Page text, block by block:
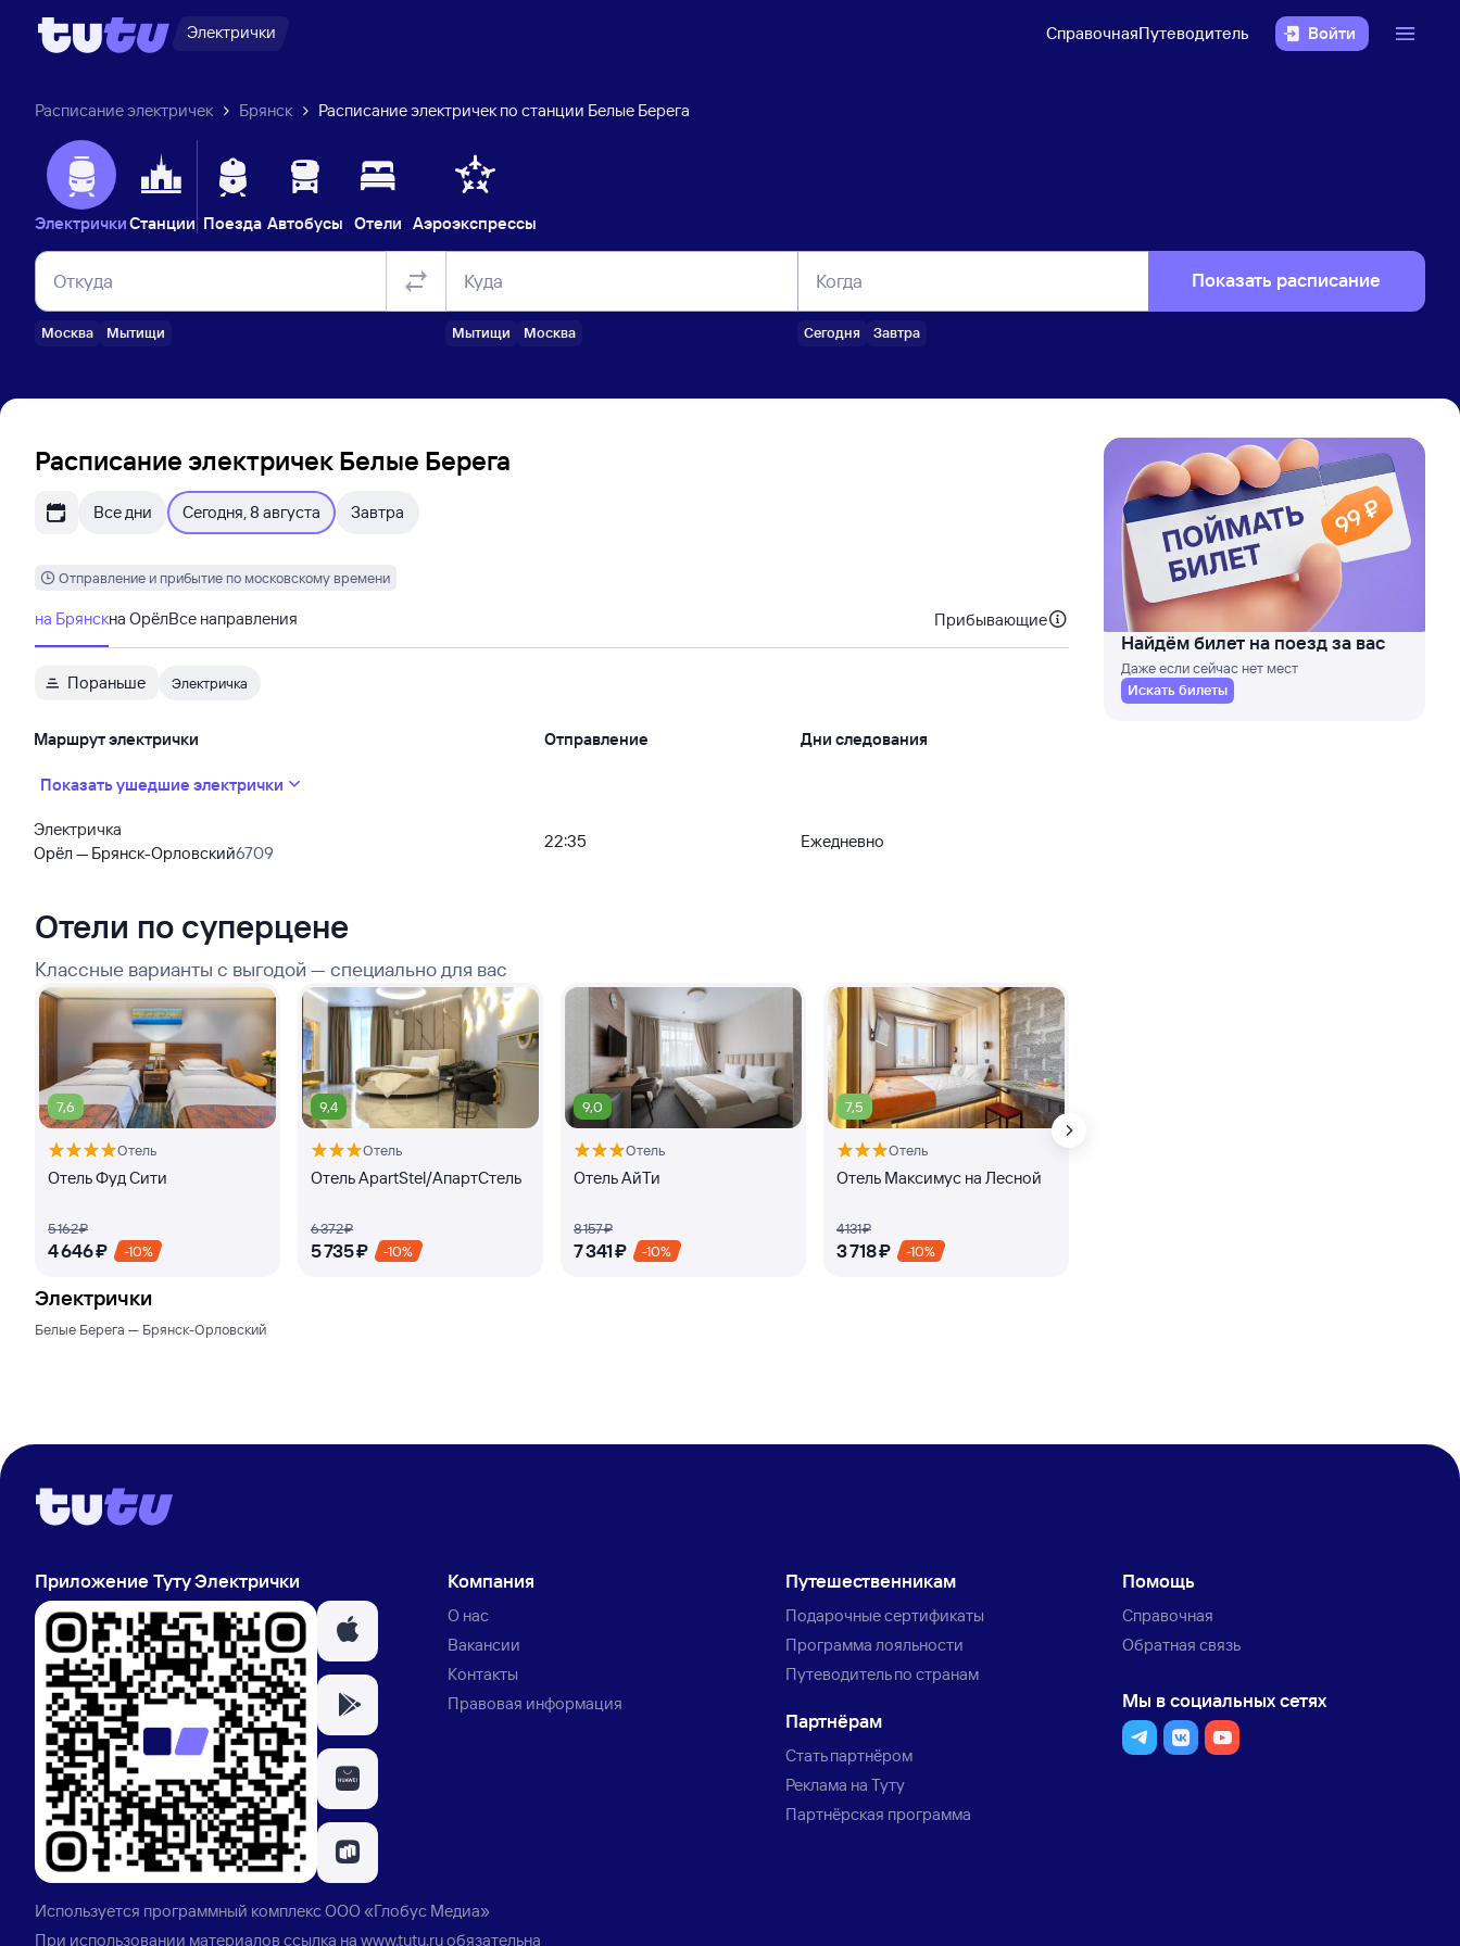
Электрички СправочнаяПутеводитель Войти
Расписание электричек Брянск Расписание электричек по станции Белые Берега
ЭлектричкиСтанции Поезда Автобусы Отели Аэроэкспрессы
Откуда
Москва Мытищи
Куда
Мытищи Москва
Когда
Сегодня Завтра
Показать расписание
Расписание электричек Белые Берега
Все дни Сегодня, 8 августа Завтра
Отправление и прибытие по московскому времени
на Брянскна ОрёлВсе направления Прибывающие
Пораньше Электричка
Маршрут электрички Отправление Дни следования
Показать ушедшие электрички
Электричка
Орёл — Брянск-Орловский6709
22:35 Ежедневно
Отели по суперцене
Классные варианты с выгодой — специально для вас
7,6
Отель
Отель Фуд Сити
5 ⁠162 ⁠₽
4 ⁠646 ⁠₽ -10%
9,4
Отель
Отель ApartStel/АпартСтель
6 ⁠372 ⁠₽
5 ⁠735 ⁠₽ -10%
9,0
Отель
Отель АйТи
8 ⁠157 ⁠₽
7 ⁠341 ⁠₽ -10%
7,5
Отель
Отель Максимус на Лесной
4 ⁠131 ⁠₽
3 ⁠718 ⁠₽ -10%
Электрички
Белые Берега — Брянск-Орловский
Найдём билет на поезд за вас
Даже если сейчас нет мест
Искать билеты
Приложение Туту Электрички Компания
О нас
Вакансии
Контакты
Правовая информация
Путешественникам
Подарочные сертификаты
Программа лояльности
Путеводитель по странам
Партнёрам
Стать партнёром
Реклама на Туту
Партнёрская программа
Помощь
Справочная
Обратная связь
Мы в социальных сетях
Используется программный комплексООО «Глобус Медиа»
При использовании материалов ссылка на www.tutu.ruобязательна